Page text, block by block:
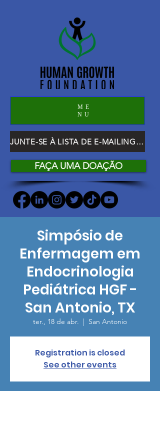
ME
NU
JUNTE-SE À LISTA DE E-MAILING DO HGF
FAÇA UMA DOAÇÃO
Simpósio de
Enfermagem em
Endocrinologia
Pediátrica HGF -
San Antonio, TX
ter., 18 de abr.
  |
San Antonio
Registration is closed
See other events